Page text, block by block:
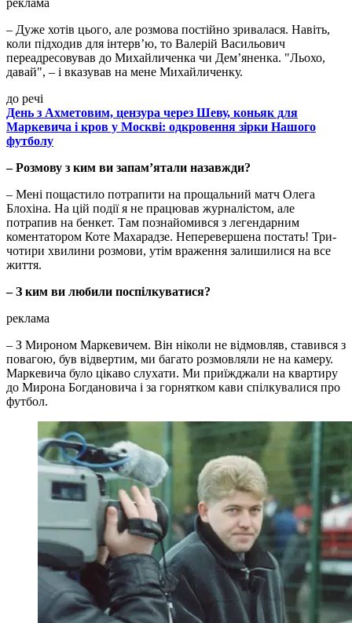
реклама
– Дуже хотів цього, але розмова постійно зривалася. Навіть,
коли підходив для інтерв’ю, то Валерій Васильович
переадресовував до Михайличенка чи Дем’яненка. "Льохо,
давай", – і вказував на мене Михайличенку.
до речі
День з Ахметовим, цензура через Шеву, коньяк для
Маркевича і кров у Москві: одкровення зірки Нашого
футболу
– Розмову з ким ви запам’ятали назавжди?
– Мені пощастило потрапити на прощальний матч Олега
Блохіна. На цій події я не працював журналістом, але
потрапив на бенкет. Там познайомився з легендарним
коментатором Коте Махарадзе. Неперевершена постать! Три-
чотири хвилини розмови, утім враження залишилися на все
життя.
– З ким ви любили поспілкуватися?
реклама
– З Мироном Маркевичем. Він ніколи не відмовляв, ставився з
повагою, був відвертим, ми багато розмовляли не на камеру.
Маркевича було цікаво слухати. Ми приїжджали на квартиру
до Мирона Богдановича і за горнятком кави спілкувалися про
футбол.